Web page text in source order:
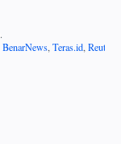
.
BenarNews, Teras.id, Reuters